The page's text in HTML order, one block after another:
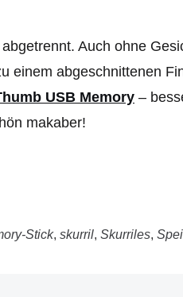
Auch ohne
einem abgeschnittenen
USB Memory –
makaber!
Stick, skurril, Skurriles,